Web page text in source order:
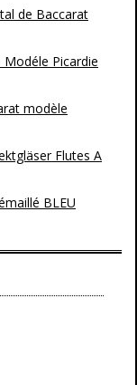
de Baccarat
Modéle Picardie
modèle
Flutes A
BLEU